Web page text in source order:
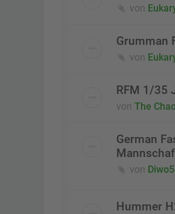
von
Grumman
von
RFM 1/35
von The
German
von
Hummer